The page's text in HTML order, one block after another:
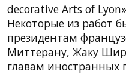
decorative Arts of
Некоторые из работ
президентам
Миттерану, Жаку
главам иностранных